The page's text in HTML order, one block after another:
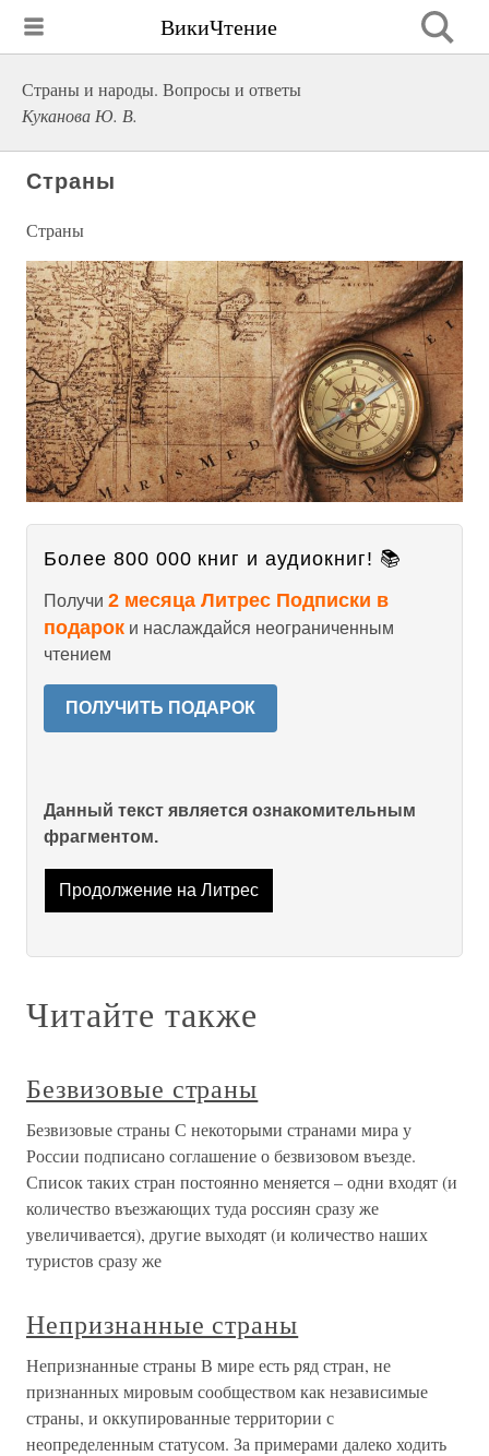
ВикиЧтение
Страны и народы. Вопросы и ответы
Куканова Ю. В.
Страны
Страны
Более 800 000 книг и аудиокниг! 📚
Получи 2 месяца Литрес Подписки в
подарок и наслаждайся неограниченным
чтением
ПОЛУЧИТЬ ПОДАРОК
Данный текст является ознакомительным
фрагментом.
Продолжение на Литрес
Читайте также
Безвизовые страны
Безвизовые страны С некоторыми странами мира у
России подписано соглашение о безвизовом въезде.
Список таких стран постоянно меняется – одни входят (и
количество въезжающих туда россиян сразу же
увеличивается), другие выходят (и количество наших
туристов сразу же
Непризнанные страны
Непризнанные страны В мире есть ряд стран, не
признанных мировым сообществом как независимые
страны, и оккупированные территории с
неопределенным статусом. За примерами далеко ходить